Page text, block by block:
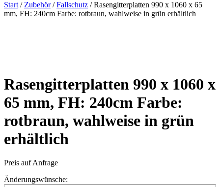
Start / Zubehör/Fallschutz / Rasengitterplatten 990 x 1060 x 65
mm, FH: 240cm Farbe: rotbraun, wahlweise in grün erhältlich
Rasengitterplatten 990 x 1060 x
65 mm, FH: 240cm Farbe:
rotbraun, wahlweise in grün
erhältlich
Preis auf Anfrage
Änderungswünsche: